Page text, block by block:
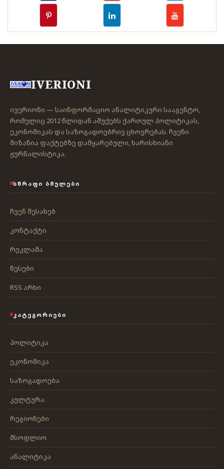
IVERIONI
ივერიონი — საინფორმაციო ანალიტიკური სააგენტო,
რომელიც 2012 წლიდან აშუქებს ქართულ პოლიტიკას,
ეკონომიკას და საზოგადოებრივ ცხოვრებას. ჩვენი
მიზანია ფაქტებზე დამყარებული, ხარისხიანი
ჟურნალისტიკა.
ᲡᲬᲠᲐᲤᲘ ᲑᲛᲣᲚᲔᲑᲘ
ჩვენ შესახებ
კონტაქტი
რეკლამა
წესები
RSS არხი
ᲙᲐᲢᲔᲒᲝᲠᲘᲔᲑᲘ
პოლიტიკა
ეკონომიკა
საზოგადოება
კულტურა
რეგიონები
მსოფლიო
ანალიტიკა